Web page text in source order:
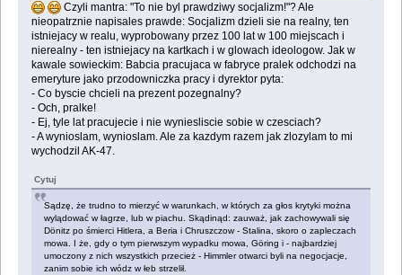
Czyli mantra: "To nie byl prawdziwy socjalizm!"? Ale
nieopatrznie napisales prawde: Socjalizm dzieli sie na realny, ten
istniejacy w realu, wyprobowany przez 100 lat w 100 miejscach i
nierealny - ten istniejacy na kartkach i w glowach ideologow. Jak w
kawale sowieckim: Babcia pracujaca w fabryce pralek odchodzi na
emeryture jako przodowniczka pracy i dyrektor pyta:
- Co byscie chcieli na prezent pozegnalny?
- Och, pralke!
- Ej, tyle lat pracujecie i nie wyniesliscie sobie w czesciach?
- A wynioslam, wynioslam. Ale za kazdym razem jak zlozylam to mi
wychodzil AK-47.
Cytuj
Sądzę, że trudno to mierzyć w warunkach, w których za głos krytyki można
wylądować w łagrze, lub w piachu. Skądinąd: zauważ, jak zachowywali się
Dönitz po śmierci Hitlera, a Beria i Chruszczow - Stalina, skoro o zapleczach
mowa. I że, gdy o tym pierwszym wypadku mowa, Göring i - najbardziej
umoczony z nich wszystkich przecież - Himmler otwarci byli na negocjacje,
zanim sobie ich wódz w łeb strzelił.